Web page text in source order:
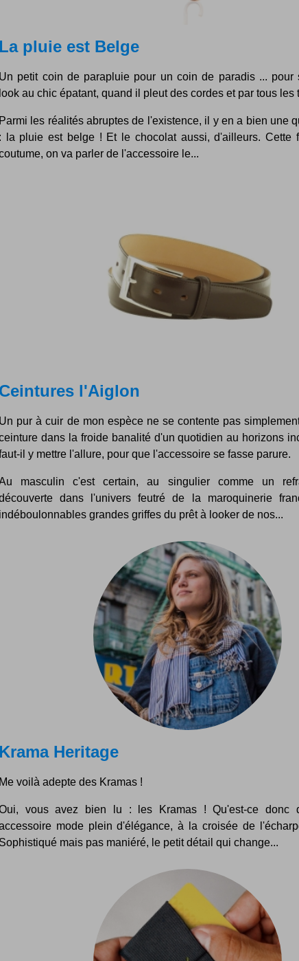
La pluie est Belge
Un petit coin de parapluie pour un coin de paradis ... pour
look au chic épatant, quand il pleut des cordes et par tous les
Parmi les réalités abruptes de l'existence, il y en a bien une
: la pluie est belge ! Et le chocolat aussi, d'ailleurs. Cette
on va parler de l'accessoire le...
Ceintures l'Aiglon
Un pur à cuir de mon espèce ne se contente pas
dans la froide banalité d'un quotidien au horizons
il y mettre l'allure, pour que l'accessoire se fasse parure.
masculin c'est certain, au singulier comme un
dans l'univers feutré de la maroquinerie
indéboulonnables grandes griffes du prêt à looker de nos...
Krama Heritage
Me voilà adepte des Kramas !
vous avez bien lu : les Kramas ! Qu'est-ce donc
mode plein d'élégance, à la croisée de
Sophistiqué mais pas maniéré, le petit détail qui change...